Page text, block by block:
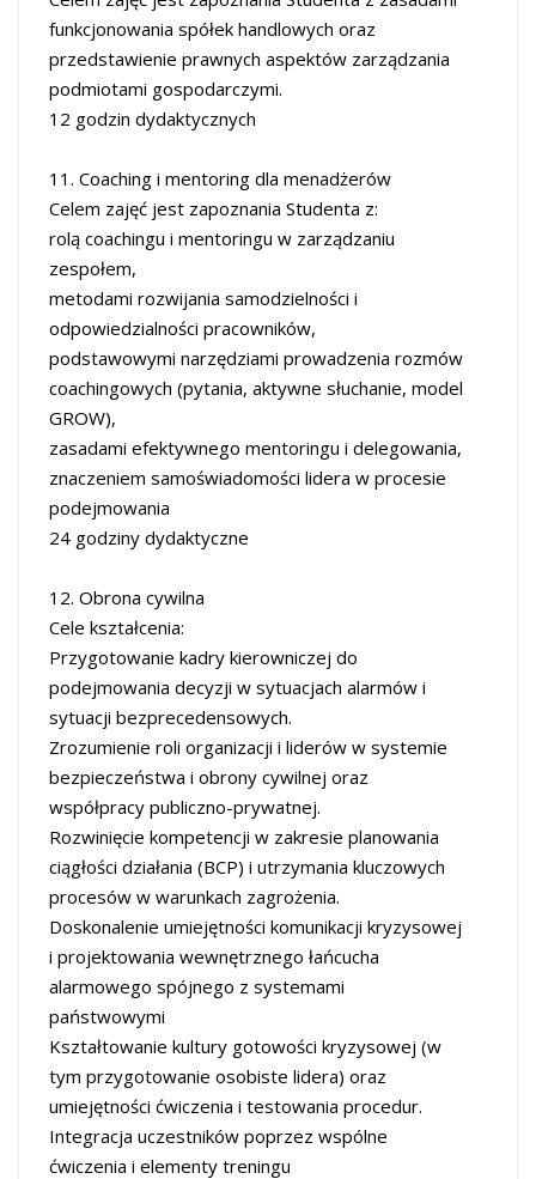
funkcjonowania spółek handlowych oraz
przedstawienie prawnych aspektów zarządzania
podmiotami gospodarczymi.
12 godzin dydaktycznych
11. Coaching i mentoring dla menadżerów
Celem zajęć jest zapoznania Studenta z:
rolą coachingu i mentoringu w zarządzaniu
zespołem,
metodami rozwijania samodzielności i
odpowiedzialności pracowników,
podstawowymi narzędziami prowadzenia rozmów
coachingowych (pytania, aktywne słuchanie, model
GROW),
zasadami efektywnego mentoringu i delegowania,
znaczeniem samoświadomości lidera w procesie
podejmowania
24 godziny dydaktyczne
12. Obrona cywilna
Cele kształcenia:
Przygotowanie kadry kierowniczej do
podejmowania decyzji w sytuacjach alarmów i
sytuacji bezprecedensowych.
Zrozumienie roli organizacji i liderów w systemie
bezpieczeństwa i obrony cywilnej oraz
współpracy publiczno-prywatnej.
Rozwinięcie kompetencji w zakresie planowania
ciągłości działania (BCP) i utrzymania kluczowych
procesów w warunkach zagrożenia.
Doskonalenie umiejętności komunikacji kryzysowej
i projektowania wewnętrznego łańcucha
alarmowego spójnego z systemami
państwowymi
Kształtowanie kultury gotowości kryzysowej (w
tym przygotowanie osobiste lidera) oraz
umiejętności ćwiczenia i testowania procedur.
Integracja uczestników poprzez wspólne
ćwiczenia i elementy treningu